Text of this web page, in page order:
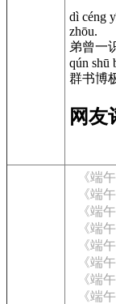
dì céng
zhōu.
弟曾一
qún shū
群书博
网友
《端
《端
《端
《端
《端
《端
《端
《端